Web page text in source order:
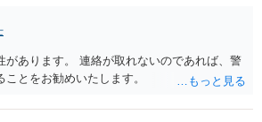
なるでしょう。 ご理解のとおり、詐欺である
ません。 刑事事件化が出来るのであれば、
能性がありますが、民事上の詐欺の立証以上
す。 こちらについては、一度、最寄りの警察
があるため、直接弁護士にご相談された方が
があります。 連絡が取れないのであれば、警
とをお勧めいたします。